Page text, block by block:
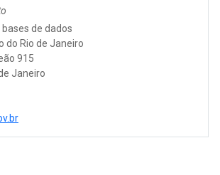
de dados
do Rio de Janeiro
915
Janeiro